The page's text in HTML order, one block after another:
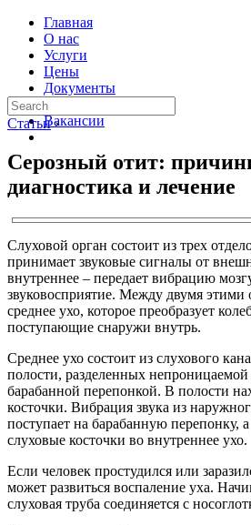
Главная
О нас
Услуги
Цены
Документы
Контакты
Вакансии
Статьи ›
Серозный отит:
диагностика и лечение
Слуховой орган состоит из трех
принимает звуковые сигналы от
внутреннее – передает вибрацию
звуковосприятие. Между двумя этими
среднее ухо, которое преобразует
поступающие снаружи внутрь.
Среднее ухо состоит из слухового
полости, разделенных
барабанной перепонкой. В полости
косточки. Вибрация звука из
поступает на барабанную перепонку,
слуховые косточки во внутреннее ухо.
Если человек простудился или
может развиться воспаление уха.
слуховая труба соединяется с